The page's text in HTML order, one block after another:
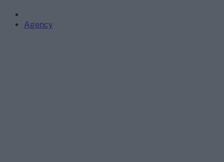
Agency